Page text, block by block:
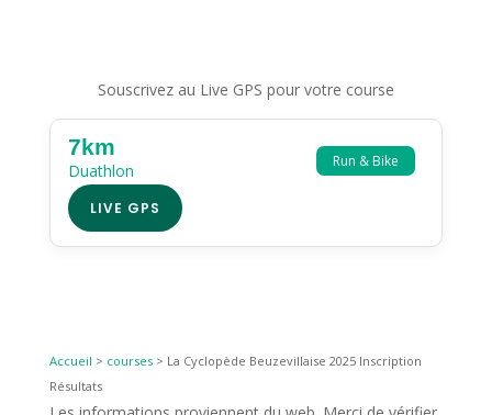
Souscrivez au Live GPS pour votre course
Run & Bike
7km
Duathlon
LIVE GPS
Accueil > courses> La Cyclopède Beuzevillaise 2025 Inscription
Résultats